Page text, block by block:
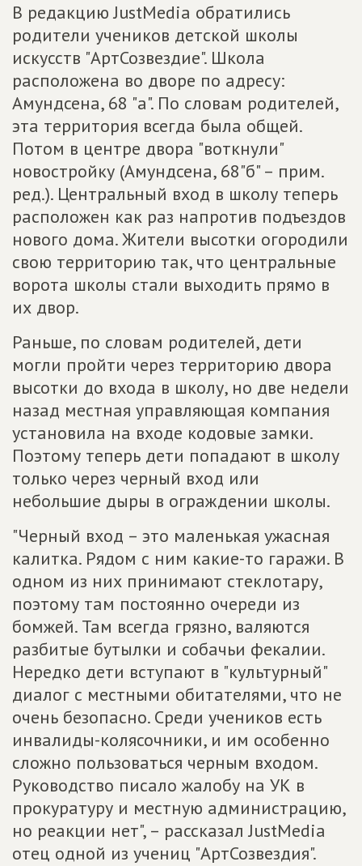
В редакцию JustMedia обратились
родители учеников детской школы
искусств "АртСозвездие". Школа
расположена во дворе по адресу:
Амундсена, 68 "а". По словам родителей,
эта территория всегда была общей.
Потом в центре двора "воткнули"
новостройку (Амундсена, 68"б" – прим.
ред.). Центральный вход в школу теперь
расположен как раз напротив подъездов
нового дома. Жители высотки огородили
свою территорию так, что центральные
ворота школы стали выходить прямо в
их двор.
Раньше, по словам родителей, дети
могли пройти через территорию двора
высотки до входа в школу, но две недели
назад местная управляющая компания
установила на входе кодовые замки.
Поэтому теперь дети попадают в школу
только через черный вход или
небольшие дыры в ограждении школы.
"Черный вход – это маленькая ужасная
калитка. Рядом с ним какие-то гаражи. В
одном из них принимают стеклотару,
поэтому там постоянно очереди из
бомжей. Там всегда грязно, валяются
разбитые бутылки и собачьи фекалии.
Нередко дети вступают в "культурный"
диалог с местными обитателями, что не
очень безопасно. Среди учеников есть
инвалиды-колясочники, и им особенно
сложно пользоваться черным входом.
Руководство писало жалобу на УК в
прокуратуру и местную администрацию,
но реакции нет", – рассказал JustMedia
отец одной из учениц "АртСозвездия".